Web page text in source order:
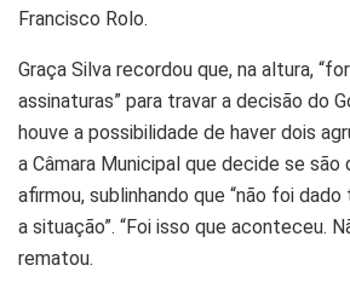
Francisco Rolo.
Graça Silva recordou que, na altura,
assinaturas” para travar a decisão do
houve a possibilidade de haver dois
a Câmara Municipal que decide se são
afirmou, sublinhando que “não foi
a situação”. “Foi isso que aconteceu.
rematou.